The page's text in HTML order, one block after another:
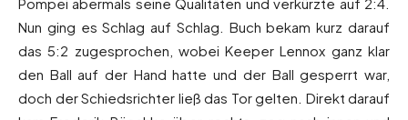
Pompei abermals seine Qualitäten und verkürzte auf 2:4.
Nun ging es Schlag auf Schlag. Buch bekam kurz darauf
das 5:2 zugesprochen, wobei Keeper Lennox ganz klar
den Ball auf der Hand hatte und der Ball gesperrt war,
doch der Schiedsrichter ließ das Tor gelten. Direkt darauf